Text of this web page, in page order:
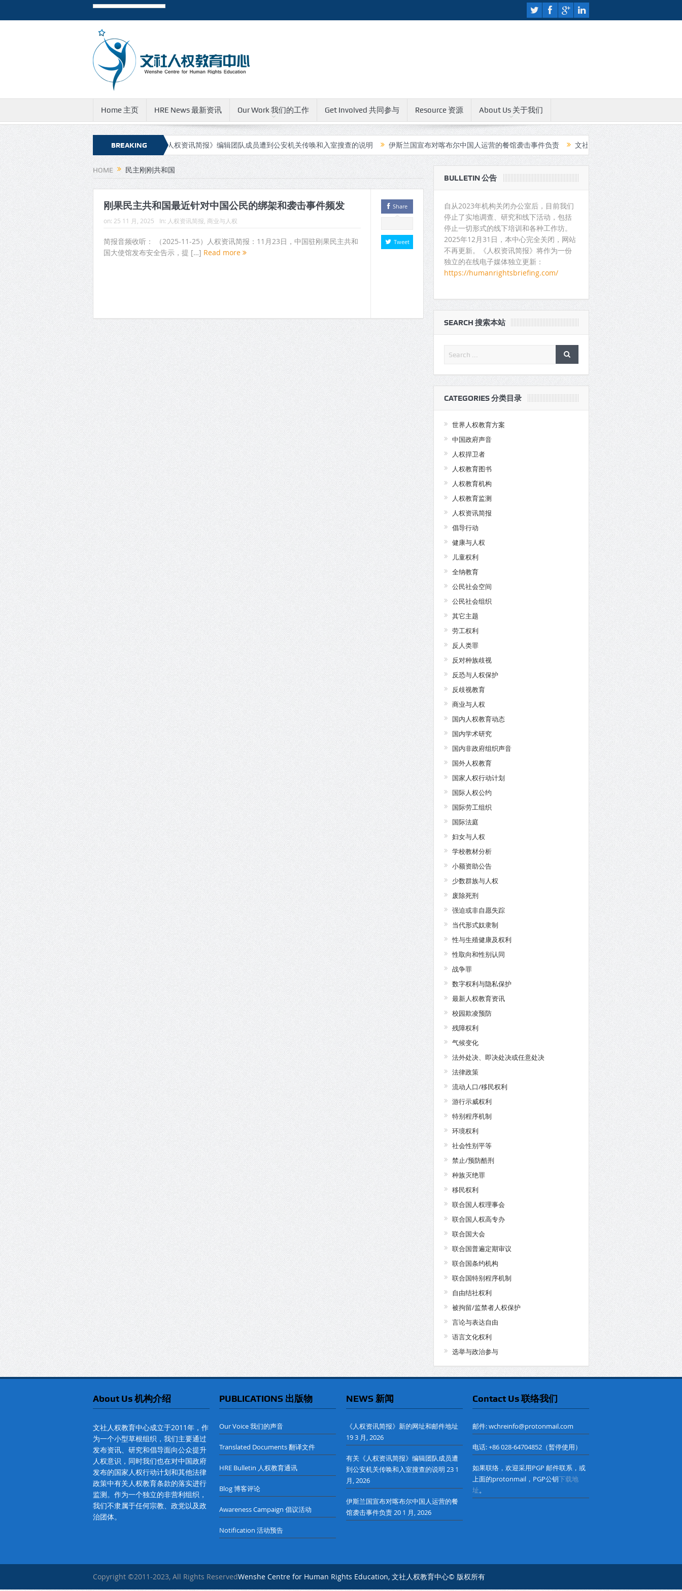
Home 主页 HRE News 最新资讯 Our Work 我们的工作 Get Involved 共同参与 Resource 资源 About Us 关于我们
BREAKING
NEWS
讯简报》新的网址和邮件地址 有关《人权资讯简报》编辑团队成员遭到公安机关传唤和入室搜查的说明 伊斯兰国宣布对喀布尔中国人运营的餐馆袭击事件负责 文社人权教育中心无限期关闭公告 中
HOME 民主刚刚共和国
刚果民主共和国最近针对中国公民的绑架和袭击事件频发
on: 25 11 月, 2025 In: 人权资讯简报 商业与人权
简报音频收听： （2025-11-25）人权资讯简报：11月23日，中国驻刚果民主共和
国大使馆发布安全告示，提 […] Read more
Share
Tweet
BULLETIN 公告
自从2023年机构关闭办公室后，目前我们
停止了实地调查、研究和线下活动，包括
停止一切形式的线下培训和各种工作坊。
2025年12月31日，本中心完全关闭，网站
不再更新。《人权资讯简报》将作为一份
独立的在线电子媒体独立更新：
https://humanrightsbriefing.com/
SEARCH 搜索本站
CATEGORIES 分类目录
世界人权教育方案
中国政府声音
人权捍卫者
人权教育图书
人权教育机构
人权教育监测
人权资讯简报
倡导行动
健康与人权
儿童权利
全纳教育
公民社会空间
公民社会组织
其它主题
劳工权利
反人类罪
反对种族歧视
反恐与人权保护
反歧视教育
商业与人权
国内人权教育动态
国内学术研究
国内非政府组织声音
国外人权教育
国家人权行动计划
国际人权公约
国际劳工组织
国际法庭
妇女与人权
学校教材分析
小额资助公告
少数群族与人权
废除死刑
强迫或非自愿失踪
当代形式奴隶制
性与生殖健康及权利
性取向和性别认同
战争罪
数字权利与隐私保护
最新人权教育资讯
校园欺凌预防
残障权利
气候变化
法外处决、即决处决或任意处决
法律政策
流动人口/移民权利
游行示威权利
特别程序机制
环境权利
社会性别平等
禁止/预防酷刑
种族灭绝罪
移民权利
联合国人权理事会
联合国人权高专办
联合国大会
联合国普遍定期审议
联合国条约机构
联合国特别程序机制
自由结社权利
被拘留/监禁者人权保护
言论与表达自由
语言文化权利
选举与政治参与
About Us 机构介绍
文社人权教育中心成立于2011年，作
为一个小型草根组织，我们主要通过
发布资讯、研究和倡导面向公众提升
人权意识，同时我们也在对中国政府
发布的国家人权行动计划和其他法律
政策中有关人权教育条款的落实进行
监测。作为一个独立的非营利组织，
我们不隶属于任何宗教、政党以及政
治团体。
PUBLICATIONS 出版物
Our Voice 我们的声音
Translated Documents 翻译文件
HRE Bulletin 人权教育通讯
Blog 博客评论
Awareness Campaign 倡议活动
Notification 活动预告
NEWS 新闻
《人权资讯简报》新的网址和邮件地址
19 3 月, 2026
有关《人权资讯简报》编辑团队成员遭
到公安机关传唤和入室搜查的说明 23 1
月, 2026
伊斯兰国宣布对喀布尔中国人运营的餐
馆袭击事件负责20 1 月, 2026
Contact Us 联络我们
邮件: wchreinfo@protonmail.com
电话: +86 028-64704852（暂停使用）
如果联络，欢迎采用PGP 邮件联系，或
上面的protonmail，PGP公钥下载地
址。
Copyright ©2011-2023, All Rights ReservedWenshe Centre for Human Rights Education, 文社人权教育中心© 版权所有